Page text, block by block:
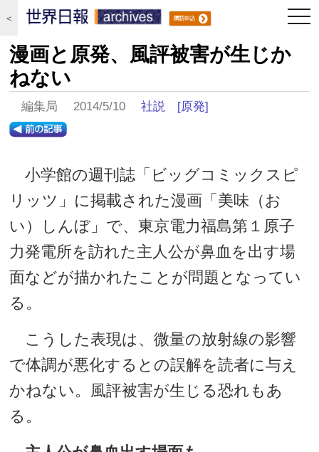
＜
漫画と原発、風評被害が生じか
ねない
編集局 2014/5/10社説 [原発]
小学館の週刊誌「ビッグコミックスピ
リッツ」に掲載された漫画「美味（お
い）しんぼ」で、東京電力福島第１原子
力発電所を訪れた主人公が鼻血を出す場
面などが描かれたことが問題となってい
る。
こうした表現は、微量の放射線の影響
で体調が悪化するとの誤解を読者に与え
かねない。風評被害が生じる恐れもあ
る。